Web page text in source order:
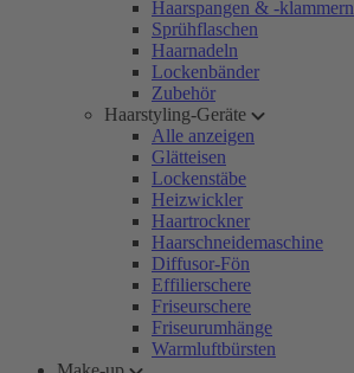
Haarspangen & -klammern
Sprühflaschen
Haarnadeln
Lockenbänder
Zubehör
Haarstyling-Geräte
Alle anzeigen
Glätteisen
Lockenstäbe
Heizwickler
Haartrockner
Haarschneidemaschine
Diffusor-Fön
Effilierschere
Friseurschere
Friseurumhänge
Warmluftbürsten